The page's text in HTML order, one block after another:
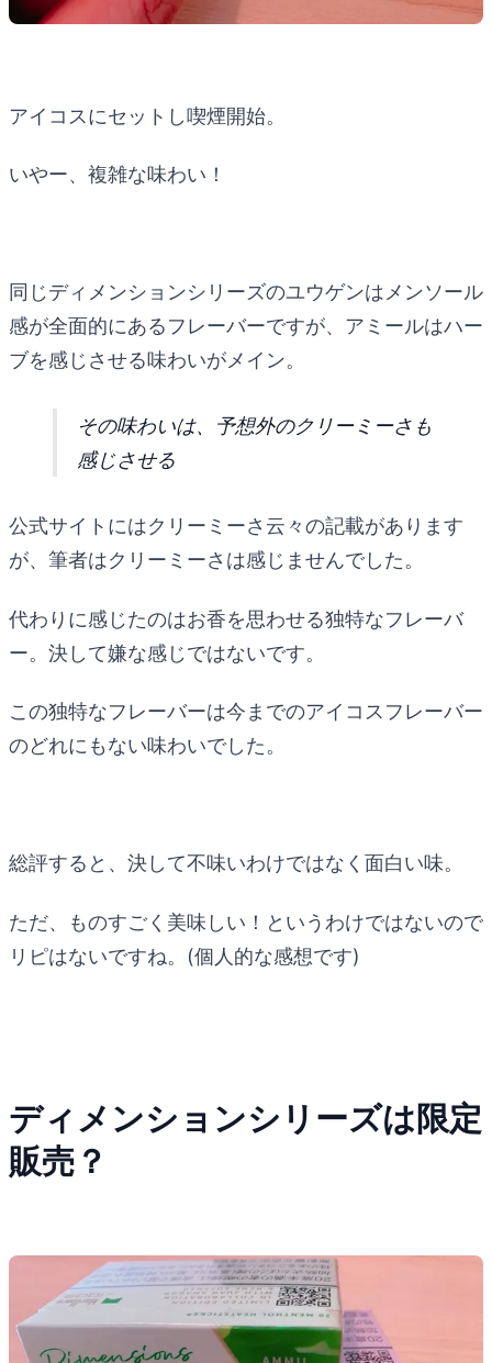
アイコスにセットし喫煙開始。
いやー、複雑な味わい！
同じディメンションシリーズのユウゲンはメンソール
感が全面的にあるフレーバーですが、アミールはハー
ブを感じさせる味わいがメイン。
その味わいは、予想外のクリーミーさも
感じさせる
公式サイトにはクリーミーさ云々の記載があります
が、筆者はクリーミーさは感じませんでした。
代わりに感じたのはお香を思わせる独特なフレーバ
ー。決して嫌な感じではないです。
この独特なフレーバーは今までのアイコスフレーバー
のどれにもない味わいでした。
総評すると、決して不味いわけではなく面白い味。
ただ、ものすごく美味しい！というわけではないので
リピはないですね。(個人的な感想です)
ディメンションシリーズは限定
販売？